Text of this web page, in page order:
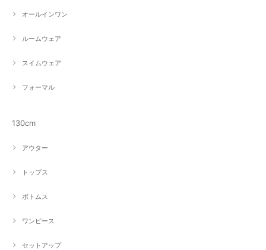
オールインワン
ルームウェア
スイムウェア
フォーマル
130cm
アウター
トップス
ボトムス
ワンピース
セットアップ